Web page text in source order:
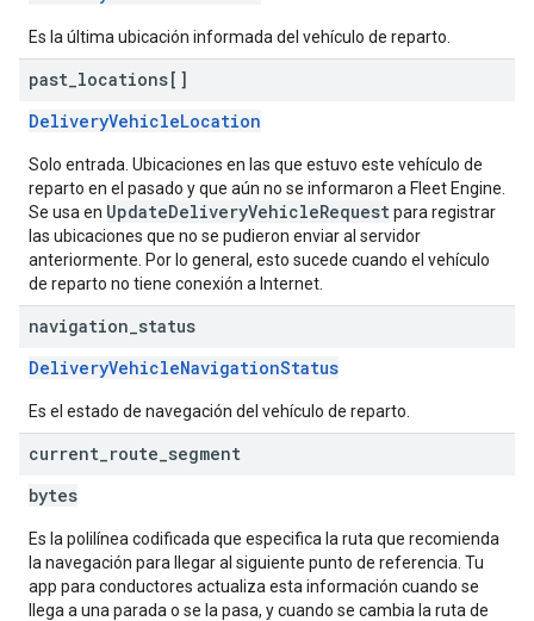
Es la última ubicación informada del vehículo de reparto.
past locations[]
DeliveryVehicleLocation
Solo entrada. Ubicaciones en las que estuvo este vehículo de
reparto en el pasado y que aún no se informaron a Fleet Engine.
Se usa en UpdateDeliveryVehicleRequestpara registrar
las ubicaciones que no se pudieron enviar al servidor
anteriormente. Por lo general, esto sucede cuando el vehículo
de reparto no tiene conexión a Internet.
navigation status
DeliveryVehicleNavigationStatus
Es el estado de navegación del vehículo de reparto.
current route segment
bytes
Es la polilínea codificada que especifica la ruta que recomienda
la navegación para llegar al siguiente punto de referencia. Tu
app para conductores actualiza esta información cuando se
llega a una parada o se la pasa, y cuando se cambia la ruta de